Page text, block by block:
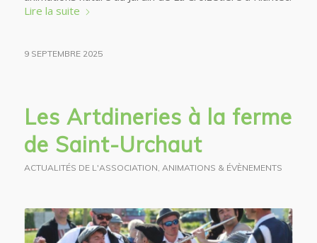
Lire la suite
9 SEPTEMBRE 2025
Les Artdineries à la ferme
de Saint-Urchaut
ACTUALITÉS DE L'ASSOCIATION, ANIMATIONS & ÉVÈNEMENTS